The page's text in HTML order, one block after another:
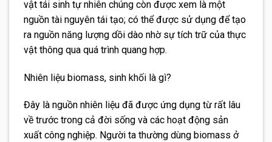
vật tái sinh tự nhiên chúng còn được xem là một
nguồn tài nguyên tái tạo; có thể được sử dụng để tạo
ra nguồn năng lượng dồi dào nhờ sự tích trữ của thực
vật thông qua quá trình quang hợp.
Nhiên liệu biomass, sinh khối là gì?
Đây là nguồn nhiên liệu đã được ứng dụng từ rất lâu
về trước trong cả đời sống và các hoạt động sản
xuất công nghiệp. Người ta thường dùng biomass ở